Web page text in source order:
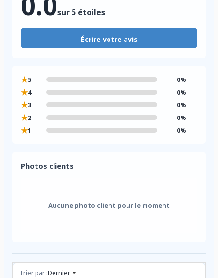
sur 5 étoiles
Écrire votre avis
★5 0%
★4 0%
★3 0%
★2 0%
★1 0%
Photos clients
Aucune photo client pour le moment
Avis (0)
Trier par :Dernier